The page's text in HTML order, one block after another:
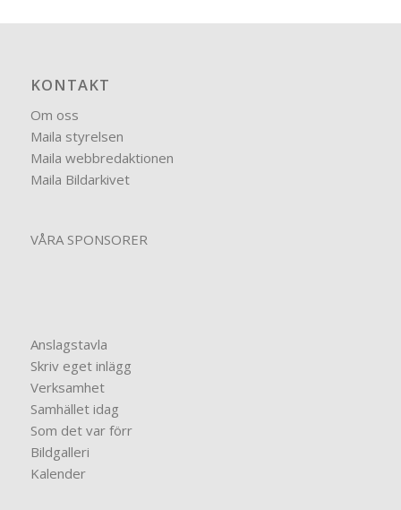
KONTAKT
Om oss
Maila styrelsen
Maila webbredaktionen
Maila Bildarkivet
VÅRA SPONSORER
Anslagstavla
Skriv eget inlägg
Verksamhet
Samhället idag
Som det var förr
Bildgalleri
Kalender